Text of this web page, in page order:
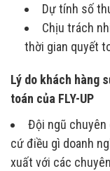
Dự tính số
Chịu trách
thời gian quyết
Lý do khách hàng
toán của FLY-UP
Đội ngũ chuyên
cứ điều gì doanh
xuất với các